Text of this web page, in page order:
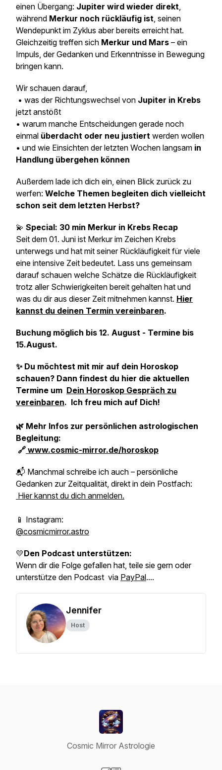
einen Übergang: Jupiter wird wieder direkt,
während Merkur noch rückläufig ist, seinen
Wendepunkt im Zyklus aber bereits erreicht hat.
Gleichzeitig treffen sich Merkur und Mars – ein
Impuls, der Gedanken und Erkenntnisse in Bewegung
bringen kann.
Wir schauen darauf,
• was der Richtungswechsel von Jupiter in Krebs
jetzt anstößt
• warum manche Entscheidungen gerade noch
einmal überdacht oder neu justiert werden wollen
• und wie Einsichten der letzten Wochen langsam in
Handlung übergehen können
Außerdem lade ich dich ein, einen Blick zurück zu
werfen: Welche Themen begleiten dich vielleicht
schon seit dem letzten Herbst?
💫 Special: 30 min Merkur in Krebs Recap
Seit dem 01. Juni ist Merkur im Zeichen Krebs
unterwegs und hat mit seiner Rückläufigkeit für viele
eine intensive Zeit bedeutet. Lass uns gemeinsam
darauf schauen welche Schätze die Rückläufigkeit
trotz aller Schwierigkeiten bereit gehalten hat und
was du dir aus dieser Zeit mitnehmen kannst. Hier
kannst du deinen Termin vereinbaren.
Buchung möglich bis 12. August - Termine bis
15.August.
✨ Du möchtest mit mir auf dein Horoskop
schauen? Dann findest du hier die aktuellen
Termine um Dein Horoskop Gespräch zu
vereinbaren. Ich freu mich auf Dich!
🌿 Mehr Infos zur persönlichen astrologischen
Begleitung:
🔗 www.cosmic-mirror.de/horoskop
📬 Manchmal schreibe ich auch – persönliche
Gedanken zur Zeitqualität, direkt in dein Postfach:
Hier kannst du dich anmelden.
📱 Instagram:
@cosmicmirror.astro
💛Den Podcast unterstützen:
Wenn dir die Folge gefallen hat, teile sie gern oder
unterstütze den Podcast via PayPal....
Jennifer
Host
Cosmic Mirror Astrologie